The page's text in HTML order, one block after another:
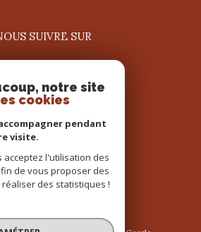
SUIVRE SUR
ADHÉRENTS
notre site
cookies
pendant
visite.
acceptez l'utilisation des
de vous proposer des
des statistiques !